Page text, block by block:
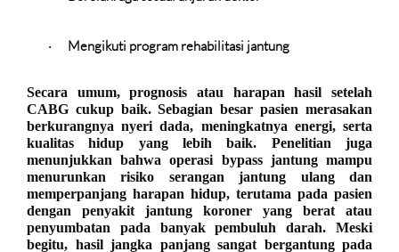
· Mengikuti program rehabilitasi jantung
Secara umum, prognosis atau harapan hasil setelah
CABG cukup baik. Sebagian besar pasien merasakan
berkurangnya nyeri dada, meningkatnya energi, serta
kualitas hidup yang lebih baik. Penelitian juga
menunjukkan bahwa operasi bypass jantung mampu
menurunkan risiko serangan jantung ulang dan
memperpanjang harapan hidup, terutama pada pasien
dengan penyakit jantung koroner yang berat atau
penyumbatan pada banyak pembuluh darah. Meski
begitu, hasil jangka panjang sangat bergantung pada